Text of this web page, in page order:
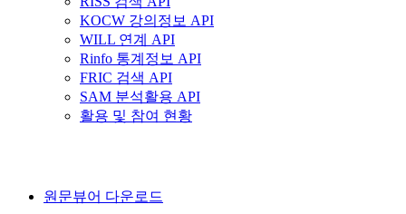
KOCW 강의정보 API
WILL 연계 API
Rinfo 통계정보 API
FRIC 검색 API
SAM 분석활용 API
활용 및 참여 현황
원문뷰어 다운로드